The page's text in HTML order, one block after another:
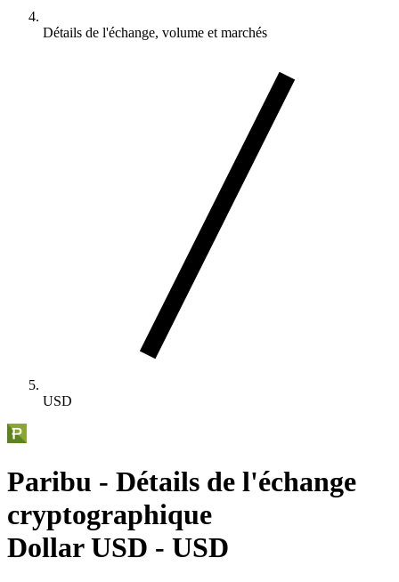
Détails de l'échange, volume et marchés
USD
Paribu - Détails de l'échange
cryptographique
Dollar USD - USD